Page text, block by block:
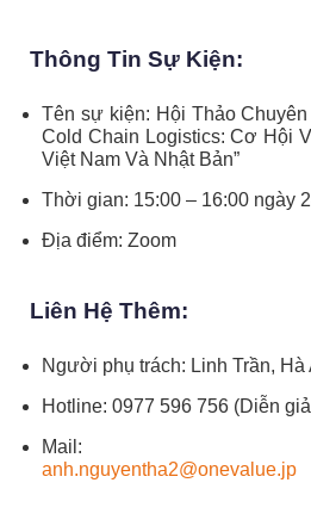
Thông Tin Sự Kiện:
Tên sự kiện: Hội Thảo
Cold Chain Logistics: Cơ Hội
Việt Nam Và Nhật Bản”
Thời gian: 15:00 – 16:00 ngày
Địa điểm: Zoom
Liên Hệ Thêm:
Người phụ trách: Linh Trần, Hà
Hotline: 0977 596 756 (Diễn
Mail:
anh.nguyentha2@onevalue.jp